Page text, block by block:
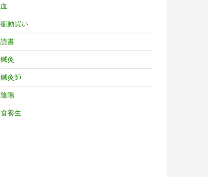
血
衝動買い
読書
鍼灸
鍼灸師
陰陽
食養生